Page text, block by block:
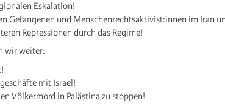
Eskalation!
Gefangenen und Menschenrechts­aktivist:innen im Iran
Repressionen durch das Regime!
wir weiter:
mit Israel!
Völkermord in Palästina zu stoppen!